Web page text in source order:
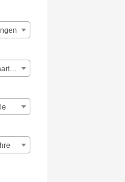
Alle Haartypen